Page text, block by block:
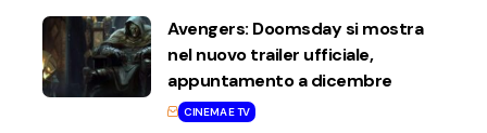
Avengers: Doomsday si mostra
nel nuovo trailer ufficiale,
appuntamento a dicembre
CINEMA E TV